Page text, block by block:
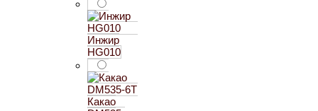
Инжир
HG010
Какао